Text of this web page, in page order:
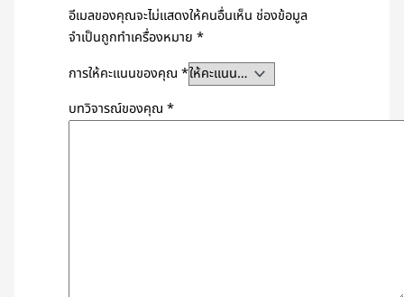
อีเมลของคุณจะไม่แสดงให้คนอื่นเห็น ช่องข้อมูล
จำเป็นถูกทำเครื่องหมาย*
การให้คะแนนของคุณ*
บทวิจารณ์ของคุณ*